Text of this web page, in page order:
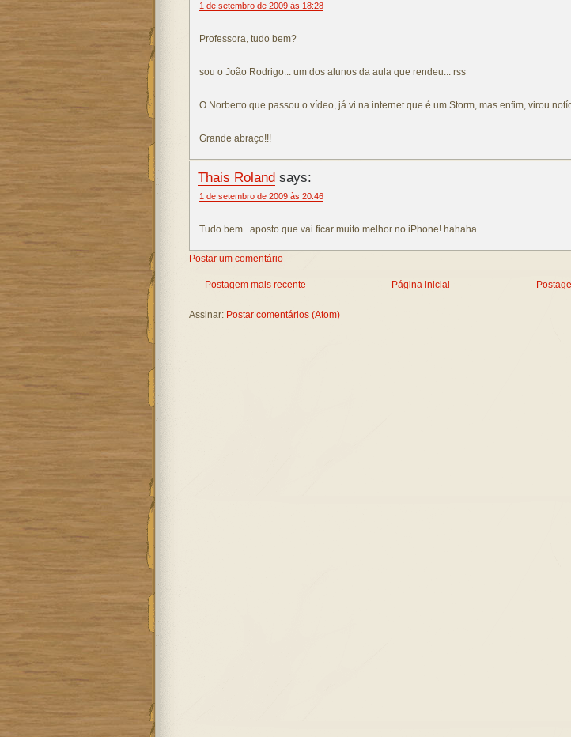
1 de setembro de 2009 às 18:28
Professora, tudo bem?
sou o João Rodrigo... um dos alunos da aula que rendeu... rss
O Norberto que passou o vídeo, já vi na internet que é um Storm, mas enfim, virou
Grande abraço!!!
Thais Rolandsays:
1 de setembro de 2009 às 20:46
Tudo bem.. aposto que vai ficar muito melhor no iPhone! hahaha
Postar um comentário
Postagem mais recente Página inicial
Assinar: Postar comentários (Atom)